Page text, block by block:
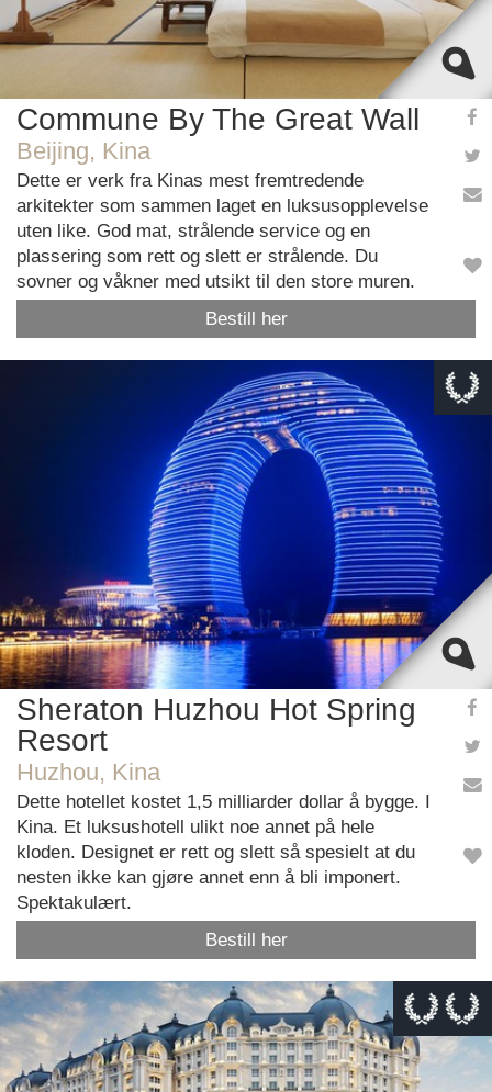
Commune By The Great Wall
Beijing, Kina
Dette er verk fra Kinas mest fremtredende
arkitekter som sammen laget en luksusopplevelse
uten like. God mat, strålende service og en
plassering som rett og slett er strålende. Du
sovner og våkner med utsikt til den store muren.
Bestill her
This page can't load Google Maps correctly.
Do you own this website?
Sheraton Huzhou Hot Spring
Resort
Huzhou, Kina
Dette hotellet kostet 1,5 milliarder dollar å bygge. I
Kina. Et luksushotell ulikt noe annet på hele
kloden. Designet er rett og slett så spesielt at du
nesten ikke kan gjøre annet enn å bli imponert.
Spektakulært.
Bestill her
This page can't load Google Maps correctly.